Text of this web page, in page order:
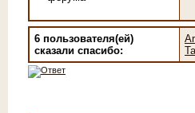
6 пользователя(ей)
сказали cпасибо: